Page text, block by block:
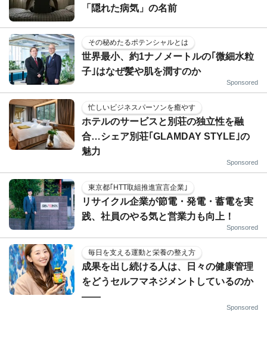
「隠れた病気」の名前
その秘めたるポテンシャルとは
世界最小、約1ナノメートルの｢微細水粒
子｣はなぜ髪や肌を潤すのか
Sponsored
忙しいビジネスパーソンを癒やす
ホテルのサービスと別荘の独立性を融
合…シェア別荘｢GLAMDAY STYLE｣の
魅力
Sponsored
東京都｢HTT取組推進宣言企業｣
リサイクル企業が節電・発電・蓄電を実
践、社員のやる気と営業力も向上！
Sponsored
毎日を支える運動と栄養の整え方
成果を出し続ける人は、日々の健康管理
をどうセルフマネジメントしているのか
——
Sponsored